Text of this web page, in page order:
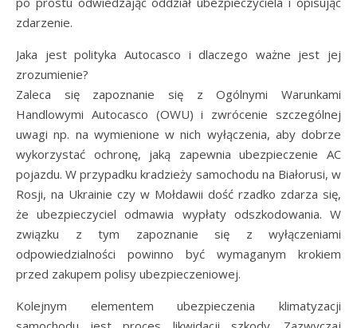
zdarzenie.
Jaka jest polityka Autocasco i dlaczego ważne jest jej
zrozumienie?
Zaleca się zapoznanie się z Ogólnymi Warunkami
Handlowymi Autocasco (OWU) i zwrócenie szczególnej
uwagi np. na wymienione w nich wyłączenia, aby dobrze
wykorzystać ochronę, jaką zapewnia ubezpieczenie AC
pojazdu. W przypadku kradzieży samochodu na Białorusi, w
Rosji, na Ukrainie czy w Mołdawii dość rzadko zdarza się,
że ubezpieczyciel odmawia wypłaty odszkodowania. W
związku z tym zapoznanie się z wyłączeniami
odpowiedzialności powinno być wymaganym krokiem
przed zakupem polisy ubezpieczeniowej.
Kolejnym elementem ubezpieczenia klimatyzacji